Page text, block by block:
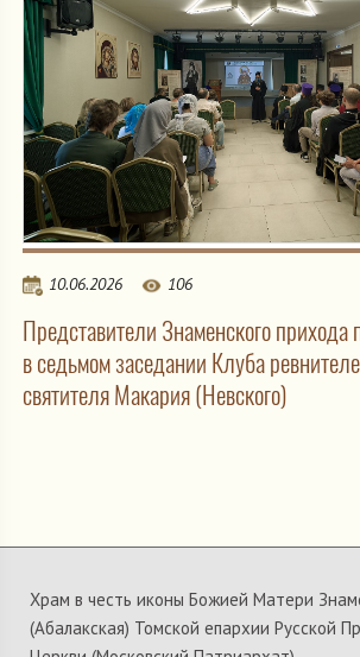
10.06.2026 106
Представители Знаменского прихода
в седьмом заседании Клуба
святителя Макария (Невского)
Храм в честь иконы Божией Матери
(Абалакская) Томской епархии Русской